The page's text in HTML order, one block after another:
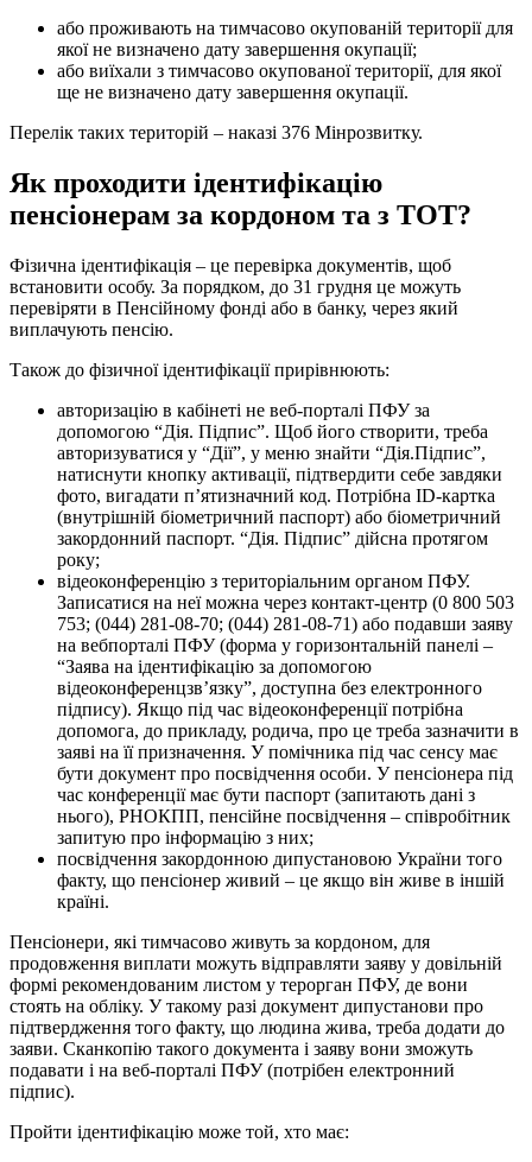
або проживають на тимчасово окупованій території для
якої не визначено дату завершення окупації;
або виїхали з тимчасово окупованої території, для якої
ще не визначено дату завершення окупації.
Перелік таких територій – наказі 376 Мінрозвитку.
Як проходити ідентифікацію
пенсіонерам за кордоном та з ТОТ?
Фізична ідентифікація – це перевірка документів, щоб
встановити особу. За порядком, до 31 грудня це можуть
перевіряти в Пенсійному фонді або в банку, через який
виплачують пенсію.
Також до фізичної ідентифікації прирівнюють:
авторизацію в кабінеті не веб-порталі ПФУ за
допомогою “Дія. Підпис”. Щоб його створити, треба
авторизуватися у “Дії”, у меню знайти “Дія.Підпис”,
натиснути кнопку активації, підтвердити себе завдяки
фото, вигадати п’ятизначний код. Потрібна ID-картка
(внутрішній біометричний паспорт) або біометричний
закордонний паспорт. “Дія. Підпис” дійсна протягом
року;
відеоконференцію з територіальним органом ПФУ.
Записатися на неї можна через контакт-центр (0 800 503
753; (044) 281-08-70; (044) 281-08-71) або подавши заяву
на вебпорталі ПФУ (форма у горизонтальній панелі –
“Заява на ідентифікацію за допомогою
відеоконференцзв’язку”, доступна без електронного
підпису). Якщо під час відеоконференції потрібна
допомога, до прикладу, родича, про це треба зазначити в
заяві на її призначення. У помічника під час сенсу має
бути документ про посвідчення особи. У пенсіонера під
час конференції має бути паспорт (запитають дані з
нього), РНОКПП, пенсійне посвідчення – співробітник
запитую про інформацію з них;
посвідчення закордонною дипустановою України того
факту, що пенсіонер живий – це якщо він живе в іншій
країні.
Пенсіонери, які тимчасово живуть за кордоном, для
продовження виплати можуть відправляти заяву у довільній
формі рекомендованим листом у терорган ПФУ, де вони
стоять на обліку. У такому разі документ дипустанови про
підтвердження того факту, що людина жива, треба додати до
заяви. Сканкопію такого документа і заяву вони зможуть
подавати і на веб-порталі ПФУ (потрібен електронний
підпис).
Пройти ідентифікацію може той, хто має: